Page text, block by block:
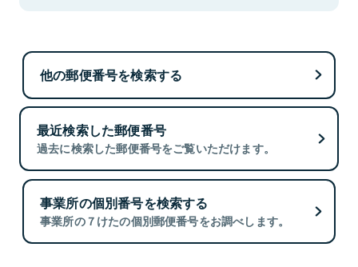
他の郵便番号を検索する
最近検索した郵便番号
過去に検索した郵便番号をご覧いただけます。
事業所の個別番号を検索する
事業所の７けたの個別郵便番号をお調べします。